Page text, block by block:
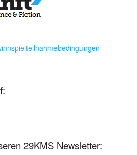
29KMS Newsletter: